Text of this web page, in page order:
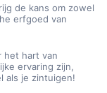
de kans om zowel
erfgoed van
het hart van
ervaring zijn,
als je zintuigen!